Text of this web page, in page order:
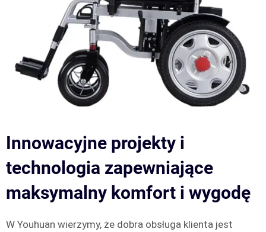
Innowacyjne projekty i
technologia zapewniające
maksymalny komfort i wygodę
W Youhuan wierzymy, że dobra obsługa klienta jest